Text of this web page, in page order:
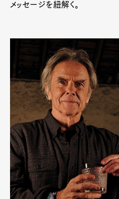
メッセージを紐解く。